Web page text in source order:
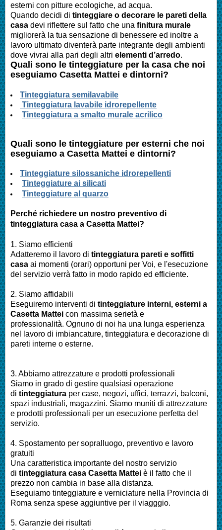
esterni con pitture ecologiche, ad acqua.
Quando decidi di tinteggiare o decorare le pareti della
casa devi riflettere sul fatto che una finitura murale
migliorerà la tua sensazione di benessere ed inoltre a
lavoro ultimato diventerà parte integrante degli ambienti
dove vivrai alla pari degli altri elementi d’arredo.
Quali sono le tinteggiature per la casa che noi
eseguiamo Casetta Mattei e dintorni?
Tinteggiatura semilavabile
Tinteggiatura lavabile idrorepellente
Tinteggiatura a smalto murale acrilico
Quali sono le tinteggiature per esterni che noi
eseguiamo a Casetta Mattei e dintorni?
Tinteggiature silossaniche idrorepellenti
Tinteggiature ai silicati
Tinteggiature al quarzo
Perché richiedere un nostro preventivo di
tinteggiatura casa a Casetta Mattei?
1. Siamo efficienti
Adatteremo il lavoro di tinteggiatura pareti e soffitti
casa ai momenti (orari) opportuni per Voi, e l'esecuzione
del servizio verrà fatto in modo rapido ed efficiente.
2. Siamo affidabili
Eseguiremo interventi di tinteggiature interni, esterni a
Casetta Mattei con massima serietà e
professionalità. Ognuno di noi ha una lunga esperienza
nel lavoro di imbiancature, tinteggiatura e decorazione di
pareti interne o esterne.
3. Abbiamo attrezzature e prodotti professionali
Siamo in grado di gestire qualsiasi operazione
di tinteggiatura per case, negozi, uffici, terrazzi, balconi,
spazi industriali, magazzini. Siamo muniti di attrezzature
e prodotti professionali per un esecuzione perfetta del
servizio.
4. Spostamento per sopralluogo, preventivo e lavoro
gratuiti
Una caratteristica importante del nostro servizio
di tinteggiatura casa Casetta Mattei è il fatto che il
prezzo non cambia in base alla distanza.
Eseguiamo tinteggiature e verniciature nella Provincia di
Roma senza spese aggiuntive per il viagggio.
5. Garanzie dei risultati